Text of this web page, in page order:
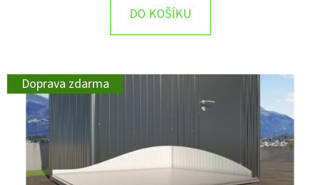
DO KOŠÍKU
Doprava zdarma